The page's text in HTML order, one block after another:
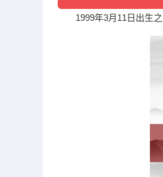
1999年3月11日出生